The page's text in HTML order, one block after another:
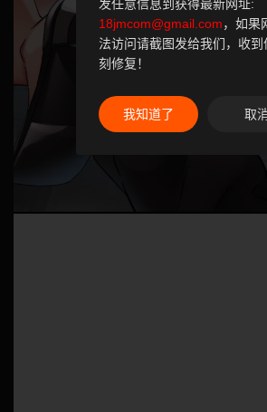
发任意信息到获得最新网址:
18jmcom@gmail.com，如果
法访问请截图发给我们，收到
刻修复！
我知道了 取